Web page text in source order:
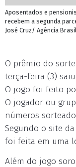
Aposentados e
recebem a segunda
José Cruz/ Agência
O prêmio do
terça-feira (3)
O jogo foi feito
O jogador ou
números
Segundo o site
foi feita em uma
Além do jogo